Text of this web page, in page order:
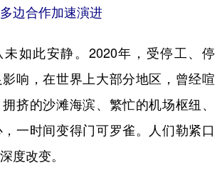
合作加速演进
如此安静。2020年，受停工、停
响，在世界上大部分地区，曾经喧
挤的沙滩海滨、繁忙的机场枢纽、
一时间变得门可罗雀。人们勒紧口
度改变。